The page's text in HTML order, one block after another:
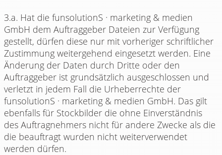
3.a. Hat die funsolutionS · marketing & medien
GmbH dem Auftraggeber Dateien zur Verfügung
gestellt, dürfen diese nur mit vorheriger schriftlicher
Zustimmung weitergehend eingesetzt werden. Eine
Änderung der Daten durch Dritte oder den
Auftraggeber ist grundsätzlich ausgeschlossen und
verletzt in jedem Fall die Urheberrechte der
funsolutionS · marketing & medien GmbH. Das gilt
ebenfalls für Stockbilder die ohne Einverständnis
des Auftragnehmers nicht für andere Zwecke als die
die beauftragt wurden nicht weiterverwendet
werden dürfen.